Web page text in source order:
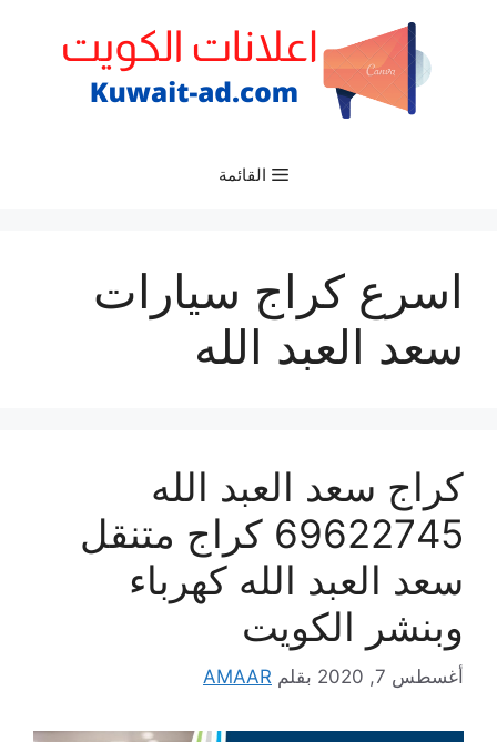
القائمة
اسرع كراج سيارات
سعد العبد الله
كراج سعد العبد الله
69622745 كراج متنقل
سعد العبد الله كهرباء
وبنشر الكويت
أغسطس 7, 2020 بقلم AMAAR